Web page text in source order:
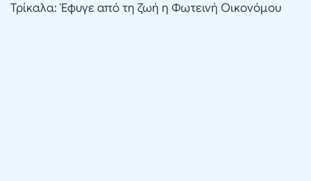
Τρίκαλα: Έφυγε από τη ζωή η Φωτεινή Οικονόμου